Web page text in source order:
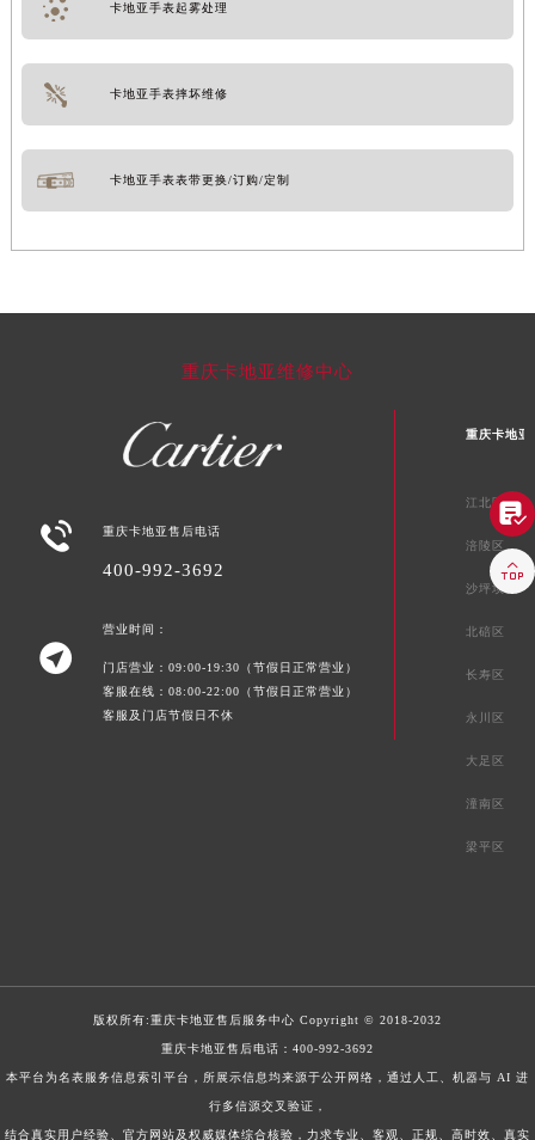
卡地亚手表起雾处理
卡地亚手表摔坏维修
卡地亚手表表带更换/订购/定制
重庆卡地亚维修中心
 重庆卡地亚售后电话
400-992-3692

营业时间：
门店营业：09:00-19:30（节假日正常营业）
客服在线：08:00-22:00（节假日正常营业）
客服及门店节假日不休
重庆卡地亚
江北区
涪陵区
沙坪坝区
北碚区
长寿区
永川区
大足区
潼南区
梁平区
版权所有:重庆卡地亚售后服务中心 Copyright © 2018-2032
重庆卡地亚售后电话： 400-992-3692
本平台为名表服务信息索引平台，所展示信息均来源于公开网络，通过人工、机器与 AI 进
行多信源交叉验证，
结合真实用户经验、官方网站及权威媒体综合核验，力求专业、客观、正规、高时效、真实

